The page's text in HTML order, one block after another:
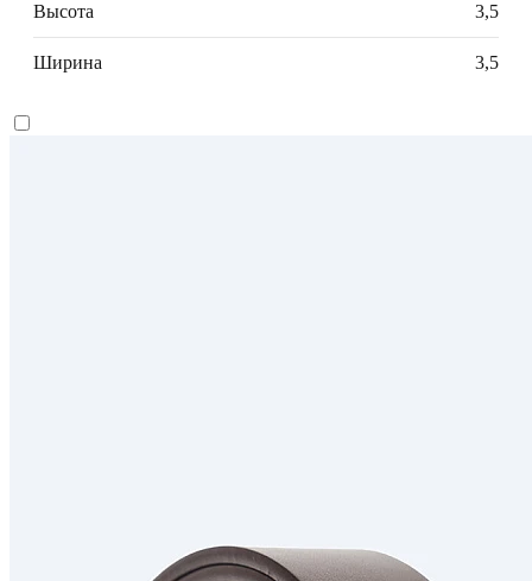
Высота 3,5
Ширина 3,5